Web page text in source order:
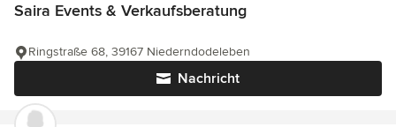
Saira Events & Verkaufsberatung
Nachricht
Ringstraße 68, 39167 Niederndodeleben